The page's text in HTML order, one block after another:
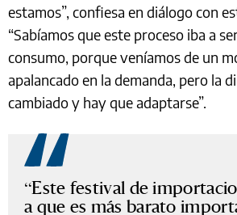
estamos”, confiesa en diálogo con
“Sabíamos que este proceso iba a
consumo, porque veníamos de un
apalancado en la demanda, pero la
cambiado y hay que adaptarse”.
“Este festival de
a que es más barato